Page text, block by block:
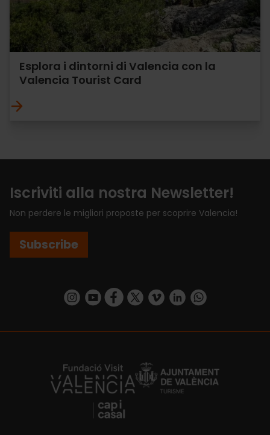
Esplora i dintorni di Valencia con la
Valencia Tourist Card
Iscriviti alla nostra Newsletter!
Non perdere le migliori proposte per scoprire Valencia!
Subscribe
https://www.instagram.com/visit_valencia/
https://www.youtube.com/user/
https://www.facebook.com/
https://twitter.com/VisitaValencia
https://vimeo.com/
https://www.linkedin.com/company/turismo-valencia/https://api.whatsapp.com/send/
https://fundacion.visitvalencia.com/